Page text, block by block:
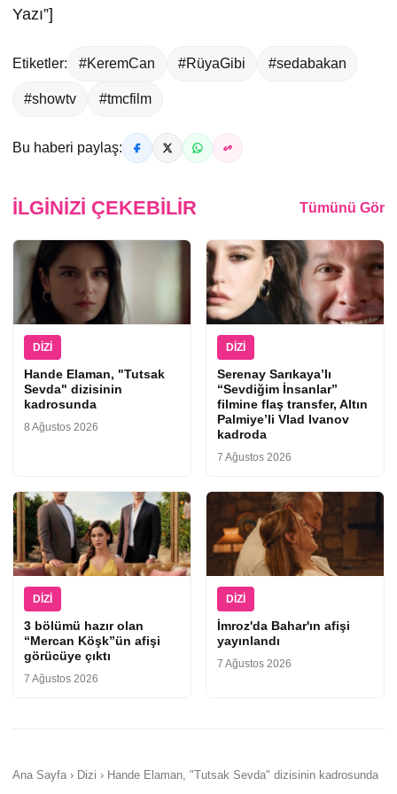
Yazı”]
Etiketler: #KeremCan #RüyaGibi #sedabakan
#showtv #tmcfilm
Bu haberi paylaş:
İLGINIZI ÇEKEBILIR Tümünü Gör
DIZI
Hande Elaman, "Tutsak
Sevda" dizisinin
kadrosunda
8 Ağustos 2026
DIZI
Serenay Sarıkaya’lı
“Sevdiğim İnsanlar”
filmine flaş transfer, Altın
Palmiye’li Vlad Ivanov
kadroda
7 Ağustos 2026
DIZI
3 bölümü hazır olan
“Mercan Köşk”ün afişi
görücüye çıktı
7 Ağustos 2026
DIZI
İmroz'da Bahar'ın afişi
yayınlandı
7 Ağustos 2026
Ana Sayfa › Dizi › Hande Elaman, "Tutsak Sevda" dizisinin kadrosunda